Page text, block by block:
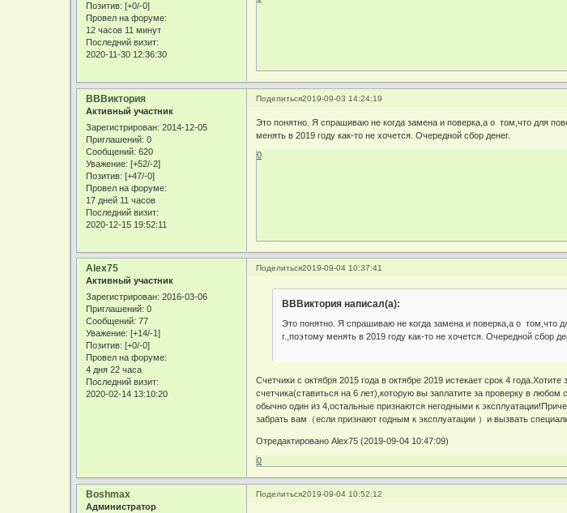
Позитив: [+0/-0]
Провел на форуме:
12 часов 11 минут
Последний визит:
2020-11-30 12:36:30
Поделиться2019-09-03 14:24:19
ВВВиктория
Активный участник
Зарегистрирован: 2014-12-05
Приглашений: 0
Сообщений: 620
Уважение: [+52/-2]
Позитив: [+47/-0]
Провел на форуме:
17 дней 11 часов
Последний визит:
2020-12-15 19:52:11
Это понятно. Я спрашиваю не когда замена и поверка,а о том,что для
менять в 2019 году как-то не хочется. Очередной сбор денег.
0
Поделиться2019-09-04 10:37:41
Alex75
Активный участник
Зарегистрирован: 2016-03-06
Приглашений: 0
Сообщений: 77
Уважение: [+14/-1]
Позитив: [+0/-0]
Провел на форуме:
4 дня 22 часа
Последний визит:
2020-02-14 13:10:20
ВВВиктория написал(а):
Это понятно. Я спрашиваю не когда замена и поверка,а о том,что
г.,поэтому менять в 2019 году как-то не хочется. Очередной сбор
Счетчики с октября 2015 года в октябре 2019 истекает срок 4
счетчика(ставиться на 6 лет),которую вы заплатите за проверку в
обычно один из 4,остальные признаются негодными к
забрать вам（если признают годным к эксплуатации ）и вызвать
Отредактировано Alex75 (2019-09-04 10:47:09)
0
Поделиться2019-09-04 10:52:12
Boshmax
Администратор